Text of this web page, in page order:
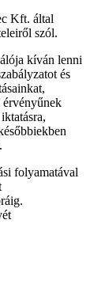
Kft. által
szól.
kíván lenni
és
érvényűnek
folyamatával